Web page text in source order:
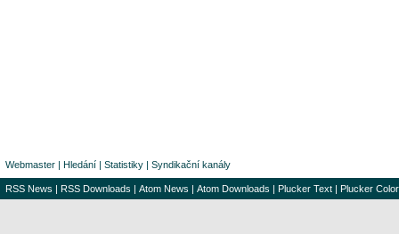
Webmaster | Hledání | Statistiky | Syndikační kanály
RSS News | RSS Downloads | Atom News | Atom Downloads | Plucker Text | Plucker Color